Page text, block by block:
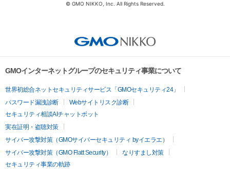
© GMO NIKKO, Inc. All Rights Reserved.
GMOインターネットグループのセキュリティ事業について
世界初総合ネットセキュリティサービス「GMOセキュリティ24」
パスワード漏洩診断
Webサイトリスク診断
セキュリティ相談AIチャットボット
実在証明・盗聴対策
サイバー攻撃対策（GMOサイバーセキュリティ byイエラエ）
サイバー攻撃対策（GMO Flatt Security）
なりすまし対策
セキュリティ事業の軌跡